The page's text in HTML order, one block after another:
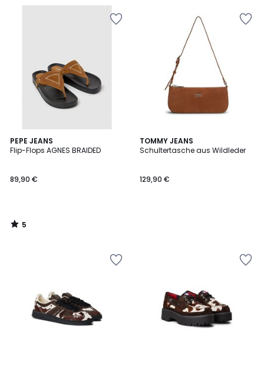
PEPE JEANS
Flip-Flops AGNES BRAIDED
89,90 €
5
/
5
/
TOMMY JEANS
Schultertasche aus Wildleder
129,90 €